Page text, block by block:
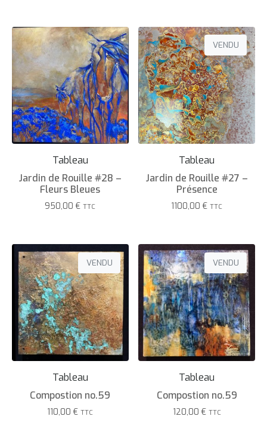
Tableau
Jardin de Rouille #28 –
Fleurs Bleues
950,00€ TTC
VENDU
Tableau
Jardin de Rouille #27 –
Présence
1100,00€ TTC
VENDU
Tableau
Compostion no.59
110,00€ TTC
VENDU
Tableau
Compostion no.59
120,00 € TTC